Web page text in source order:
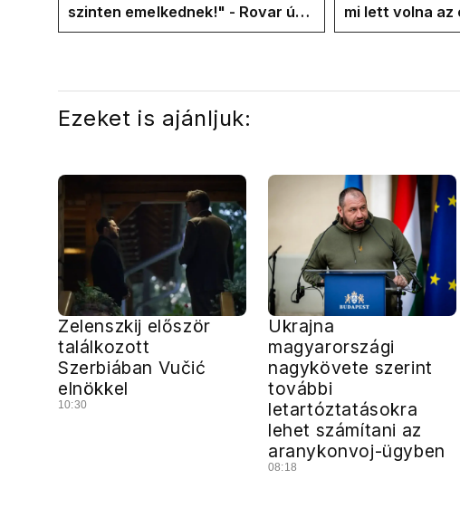
szinten emelkednek!" - Rovar úr
Facebook-oldalán lázadnak a
mi lett volna az
Ezeket is ajánljuk:
Zelenszkij először
találkozott
Szerbiában Vučić
elnökkel
10:30
Ukrajna
magyarországi
nagykövete szerint
további
letartóztatásokra
lehet számítani az
aranykonvoj-ügyben
08:18